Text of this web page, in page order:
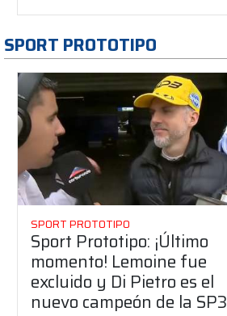
SPORT PROTOTIPO
SPORT PROTOTIPO
Sport Prototipo: ¡Último
momento! Lemoine fue
excluido y Di Pietro es el
nuevo campeón de la SP3